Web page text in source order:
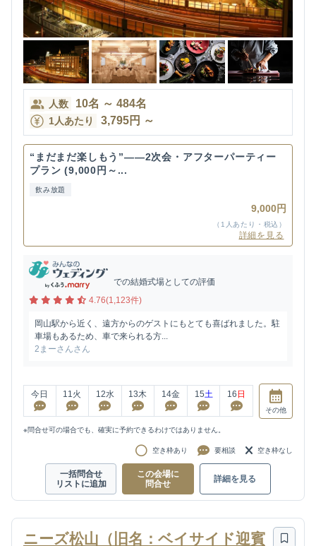
人数 10名 ～ 484名
1人あたり 3,795円 ～
“まだまだ楽しもう”——2次会・アフターパーティー
プラン (9,000円～...
飲み放題
9,000円
（1人あたり・税込）
詳細を見る
での結婚式場としての評価
4.76(1,123件)
岡山駅から近く、遠方からのゲストにもとても喜ばれました。駐
車場もあるため、車で来られる方...
2まーさんさん
今日 11火 12水 13木 14金 15土 16 日
その他
※問合せ可の場合でも、確実に予約できるわけではありません。
空き枠あり 要相談 空き枠なし
一括問合せ
リストに追加
この会場に
問合せ
詳細を見る
ニーズ松山（旧名：ベイサイド迎賓